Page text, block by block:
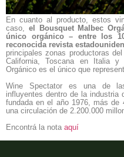
En cuanto al producto, estos
caso, el Bousquet Malbec
único orgánico – entre los
reconocida revista
principales zonas productoras
California, Toscana en Italia y
Orgánico es el único que
Wine Spectator es una de
influyentes dentro de la
fundada en el año 1976, más
una circulación de 2.200.000
Encontrá la nota aquí